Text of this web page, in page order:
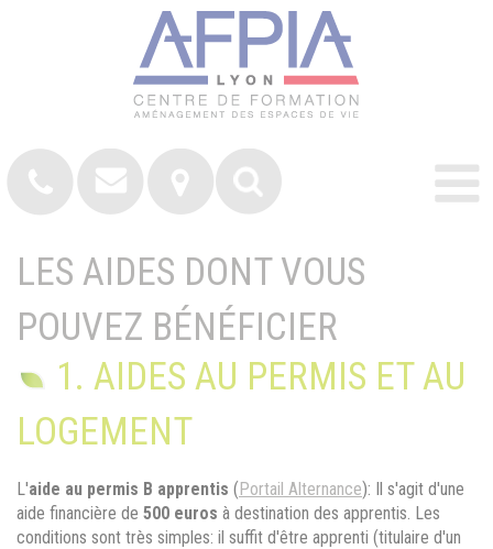
LES AIDES DONT VOUS
POUVEZ BÉNÉFICIER
1. AIDES AU PERMIS ET AU
LOGEMENT
L'aide au permis B apprentis (Portail Alternance): Il s'agit d'une
aide financière de 500 euros à destination des apprentis. Les
conditions sont très simples: il suffit d'être apprenti (titulaire d'un